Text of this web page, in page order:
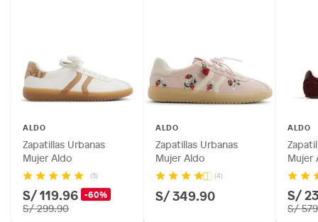
Productos que hayan sido previamente instalados.
Baterías de auto.
Motocicletas y bicicletas motorizadas.
ALDO
Zapatillas Urbanas
Mujer Aldo
(5)
S/ 119.96 -60%
S/ 299.90
ALDO
Zapatillas Urbanas
Mujer Aldo
(4)
S/ 349.90
ALDO
Mujer
S/
S/